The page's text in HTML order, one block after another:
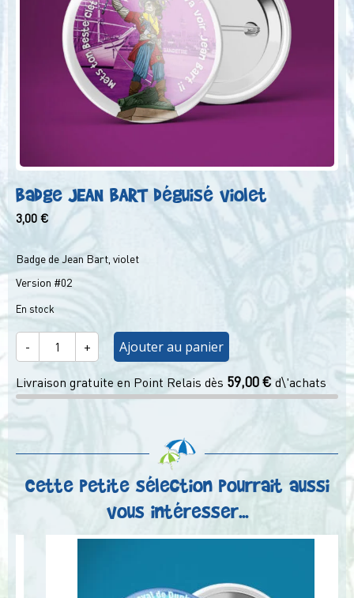
Badge JEAN BART déguisé violet
3,00 €
Badge de Jean Bart, violet
Version #02
En stock
-
quantité
Badge
JEAN
BART
déguisé
violet
+ Ajouter au panier
Livraison gratuite en Point Relais dès 59,00€ d\'achats
Cette petite sélection pourrait aussi
vous intéresser...